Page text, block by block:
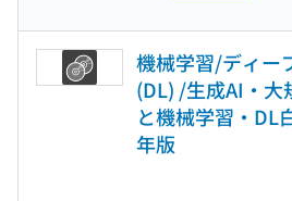
機械学習/ディー
(DL) /生成AI・大
と機械学習・DL
年版